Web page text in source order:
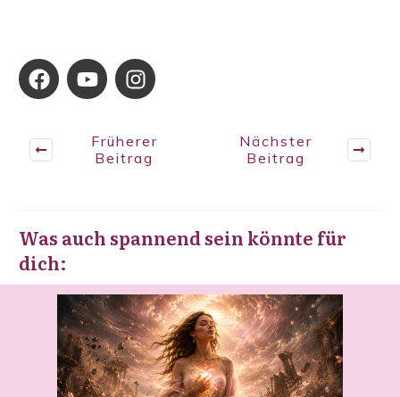
Früherer
Beitrag
Nächster
Beitrag
Was auch spannend sein könnte für
dich: